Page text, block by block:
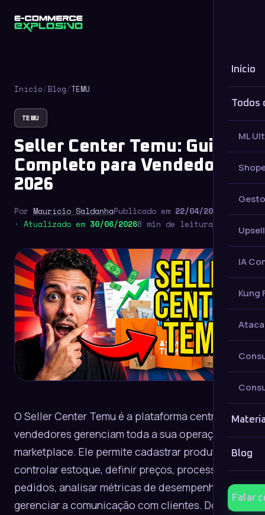
Início
Todos
ML
IA
Kung
Blog
Falar
Início/Blog/TEMU
TEMU
Seller Center Temu: Guia
Completo para Vendedores
2026
Por Maurício SaldanhaPublicado em 22/04/2026
· Atualizado em 30/06/20268 min de leitura
O Seller Center Temu é a plataforma central onde
vendedores gerenciam toda a sua operação no
marketplace. Ele permite cadastrar produtos,
controlar estoque, definir preços, processar
pedidos, analisar métricas de desempenho e
gerenciar a comunicação com clientes. Dominar